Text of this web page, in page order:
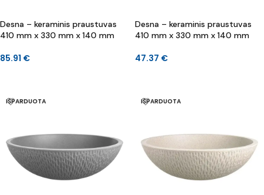
Desna – keraminis praustuvas
410 mm x 330 mm x 140 mm
85.91 €
Desna – keraminis praustuvas
410 mm x 330 mm x 140 mm
47.37 €
IŠPARDUOTA IŠPARDUOTA